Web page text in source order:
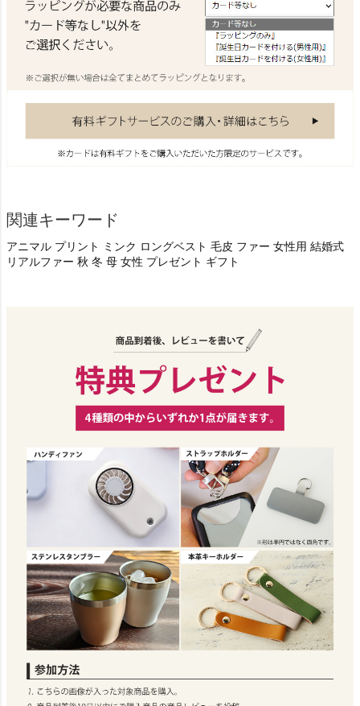
関連キーワード
アニマル プリント ミンク ロングベスト 毛皮 ファー 女性用 結婚式
リアルファー 秋 冬 母 女性 プレゼント ギフト